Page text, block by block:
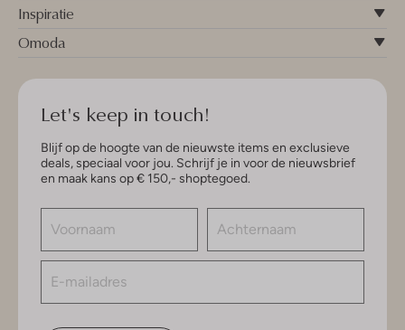
Inspiratie
Omoda
Let's keep in touch!
Blijf op de hoogte van de nieuwste items en exclusieve
deals, speciaal voor jou. Schrijf je in voor de nieuwsbrief
en maak kans op € 150,- shoptegoed.